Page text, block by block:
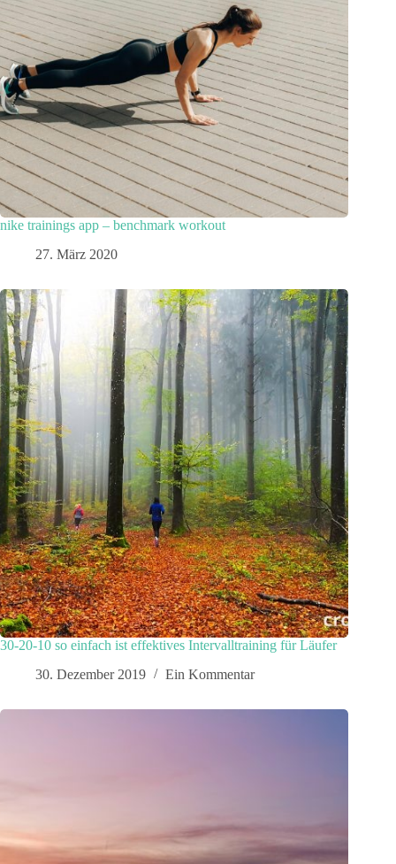
nike trainings app – benchmark workout
27. März 2020
30-20-10 so einfach ist effektives Intervalltraining für Läufer
30. Dezember 2019
Ein Kommentar